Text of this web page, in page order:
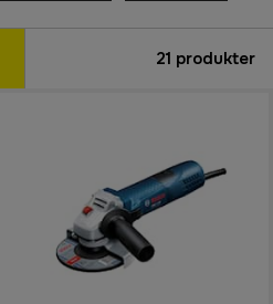
21 produkter